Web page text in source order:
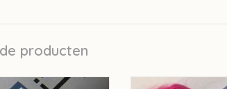
producten
- Peach Blossom 335 Filcolana Tilia -